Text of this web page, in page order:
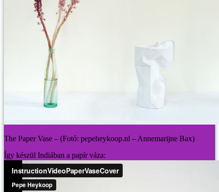
The Paper Vase – (Fotó: pepeheykoop.nl – Annemarijne Bax)
Így készül Indiában a papír váza: